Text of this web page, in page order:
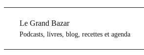
Le Grand Bazar
Podcasts, livres, blog, recettes et agenda